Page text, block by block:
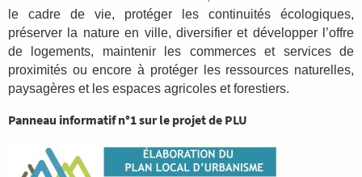
le cadre de vie, protéger les continuités écologiques,
préserver la nature en ville, diversifier et développer l’offre
de logements, maintenir les commerces et services de
proximités ou encore à protéger les ressources naturelles,
paysagères et les espaces agricoles et forestiers.
Panneau informatif n°1 sur le projet de PLU